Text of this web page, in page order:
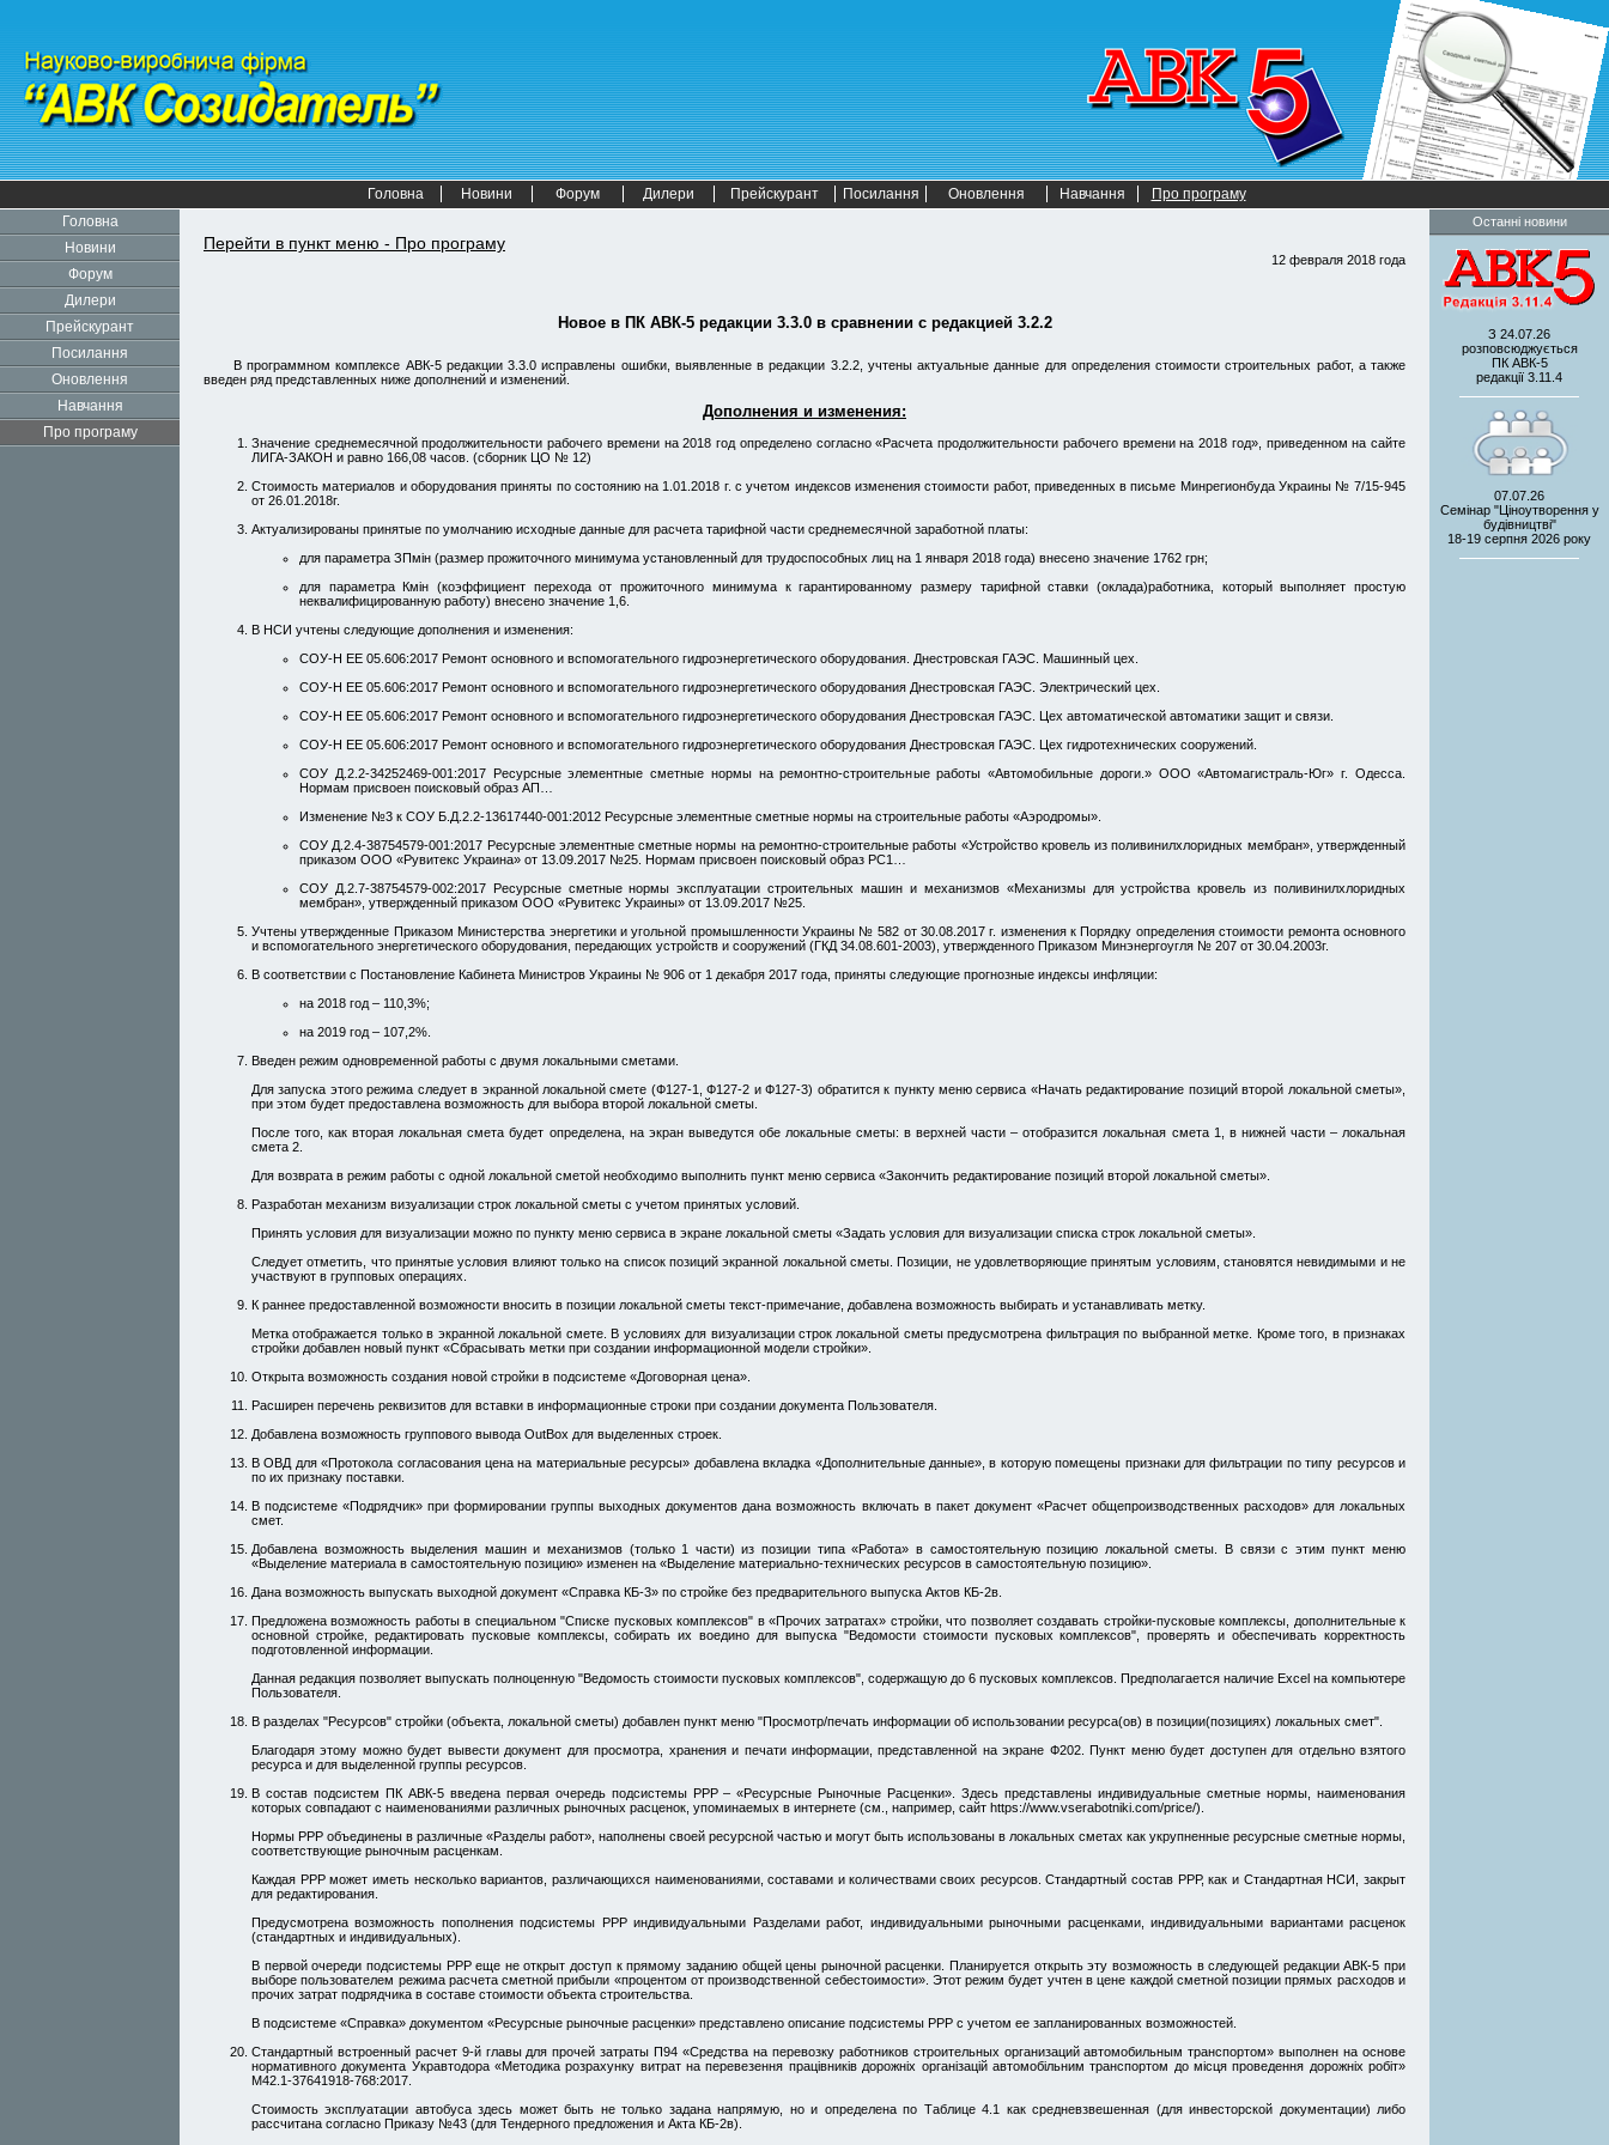
Головна Новини Форум Дилери Прейскурант Посилання Оновлення Навчання
Про програму
Головна
Новини
Форум
Дилери
Прейскурант
Посилання
Оновлення
Навчання
Про програму
Перейти в пункт меню - Про програму
12 февраля 2018 года
Новое в ПК АВК-5 редакции 3.3.0в сравнении с редакцией 3.2.2
В программном комплексе АВК-5 редакции 3.3.0 исправлены ошибки, выявленные в редакции 3.2.2, учтены актуальные данные для определения стоимости строительных работ, а также
введен ряд представленных ниже дополнений и изменений.
Дополнения и изменения:
Значение среднемесячной продолжительности рабочего времени на 2018 год определено согласно «Расчета продолжительности рабочего времени на 2018 год», приведенном на сайте
ЛИГА-ЗАКОН и равно 166,08 часов. (сборник ЦО № 12)
Стоимость материалов и оборудования приняты по состоянию на 1.01.2018 г. с учетом индексов изменения стоимости работ, приведенных в письме Минрегионбуда Украины № 7/15-945
от 26.01.2018г.
Актуализированы принятые по умолчанию исходные данные для расчета тарифной части среднемесячной заработной платы:
для параметра ЗПмін (размер прожиточного минимума установленный для трудоспособных лиц на 1 января 2018 года) внесено значение 1762 грн;
для параметра Кмін (коэффициент перехода от прожиточного минимума к гарантированному размеру тарифной ставки (оклада)работника, который выполняет простую
неквалифицированную работу) внесено значение 1,6.
В НСИ учтены следующие дополнения и изменения:
СОУ-Н ЕЕ 05.606:2017 Ремонт основного и вспомогательного гидроэнергетического оборудования. Днестровская ГАЭС. Машинный цех.
СОУ-Н ЕЕ 05.606:2017 Ремонт основного и вспомогательного гидроэнергетического оборудования Днестровская ГАЭС. Электрический цех.
СОУ-Н ЕЕ 05.606:2017 Ремонт основного и вспомогательного гидроэнергетического оборудования Днестровская ГАЭС. Цех автоматической автоматики защит и связи.
СОУ-Н ЕЕ 05.606:2017 Ремонт основного и вспомогательного гидроэнергетического оборудования Днестровская ГАЭС. Цех гидротехнических сооружений.
СОУ Д.2.2-34252469-001:2017 Ресурсные элементные сметные нормы на ремонтно-строительные работы «Автомобильные дороги.» ООО «Автомагистраль-Юг» г. Одесса.
Нормам присвоен поисковый образ АП…
Изменение №3 к СОУ Б.Д.2.2-13617440-001:2012 Ресурсные элементные сметные нормы на строительные работы «Аэродромы».
СОУ Д.2.4-38754579-001:2017 Ресурсные элементные сметные нормы на ремонтно-строительные работы «Устройство кровель из поливинилхлоридных мембран», утвержденный
приказом ООО «Рувитекс Украина» от 13.09.2017 №25. Нормам присвоен поисковый образ РС1…
СОУ Д.2.7-38754579-002:2017 Ресурсные сметные нормы эксплуатации строительных машин и механизмов «Механизмы для устройства кровель из поливинилхлоридных
мембран», утвержденный приказом ООО «Рувитекс Украины» от 13.09.2017 №25.
Учтены утвержденные Приказом Министерства энергетики и угольной промышленности Украины № 582 от 30.08.2017 г. изменения к Порядку определения стоимости ремонта основного
и вспомогательного энергетического оборудования, передающих устройств и сооружений (ГКД 34.08.601-2003), утвержденного Приказом Минэнергоугля № 207 от 30.04.2003г.
В соответствии с Постановление Кабинета Министров Украины № 906 от 1 декабря 2017 года, приняты следующие прогнозные индексы инфляции:
на 2018 год – 110,3%;
на 2019 год – 107,2%.
Введен режим одновременной работы с двумя локальными сметами.
Для запуска этого режима следует в экранной локальной смете (Ф127-1, Ф127-2 и Ф127-3) обратится к пункту меню сервиса «Начать редактирование позиций второй локальной сметы»,
при этом будет предоставлена возможность для выбора второй локальной сметы.
После того, как вторая локальная смета будет определена, на экран выведутся обе локальные сметы: в верхней части – отобразится локальная смета 1, в нижней части – локальная
смета 2.
Для возврата в режим работы с одной локальной сметой необходимо выполнить пункт меню сервиса «Закончить редактирование позиций второй локальной сметы».
Разработан механизм визуализации строк локальной сметы с учетом принятых условий.
Принять условия для визуализации можно по пункту меню сервиса в экране локальной сметы «Задать условия для визуализации списка строк локальной сметы».
Следует отметить, что принятые условия влияют только на список позиций экранной локальной сметы. Позиции, не удовлетворяющие принятым условиям, становятся невидимыми и не
участвуют в групповых операциях.
К раннее предоставленной возможности вносить в позиции локальной сметы текст-примечание, добавлена возможность выбирать и устанавливать метку.
Метка отображается только в экранной локальной смете. В условиях для визуализации строк локальной сметы предусмотрена фильтрация по выбранной метке. Кроме того, в признаках
стройки добавлен новый пункт «Сбрасывать метки при создании информационной модели стройки».
Открыта возможность создания новой стройки в подсистеме «Договорная цена».
Расширен перечень реквизитов для вставки в информационные строки при создании документа Пользователя.
Добавлена возможность группового вывода OutBox для выделенных строек.
В ОВД для «Протокола согласования цена на материальные ресурсы» добавлена вкладка «Дополнительные данные», в которую помещены признаки для фильтрации по типу ресурсов и
по их признаку поставки.
В подсистеме «Подрядчик» при формировании группы выходных документов дана возможность включать в пакет документ «Расчет общепроизводственных расходов» для локальных
смет.
Добавлена возможность выделения машин и механизмов (только 1 части) из позиции типа «Работа» в самостоятельную позицию локальной сметы. В связи с этим пункт меню
«Выделение материала в самостоятельную позицию» изменен на «Выделение материально-технических ресурсов в самостоятельную позицию».
Дана возможность выпускать выходной документ «Справка КБ-3» по стройке без предварительного выпуска Актов КБ-2в.
Предложена возможность работы в специальном "Списке пусковых комплексов" в «Прочих затратах» стройки, что позволяет создавать стройки-пусковые комплексы, дополнительные к
основной стройке, редактировать пусковые комплексы, собирать их воедино для выпуска "Ведомости стоимости пусковых комплексов", проверять и обеспечивать корректность
подготовленной информации.
Данная редакция позволяет выпускать полноценную "Ведомость стоимости пусковых комплексов", содержащую до 6 пусковых комплексов. Предполагается наличие Excel на компьютере
Пользователя.
В разделах "Ресурсов" стройки (объекта, локальной сметы) добавлен пункт меню "Просмотр/печать информации об использовании ресурса(ов) в позиции(позициях) локальных смет".
Благодаря этому можно будет вывести документ для просмотра, хранения и печати информации, представленной на экране Ф202. Пункт меню будет доступен для отдельно взятого
ресурса и для выделенной группы ресурсов.
В состав подсистем ПК АВК-5 введена первая очередь подсистемы РРР – «Ресурсные Рыночные Расценки». Здесь представлены индивидуальные сметные нормы, наименования
которых совпадают с наименованиями различных рыночных расценок, упоминаемых в интернете (см., например, сайт https://www.vserabotniki.com/price/).
Нормы РРР объединены в различные «Разделы работ», наполнены своей ресурсной частью и могут быть использованы в локальных сметах как укрупненные ресурсные сметные нормы,
соответствующие рыночным расценкам.
Каждая РРР может иметь несколько вариантов, различающихся наименованиями, составами и количествами своих ресурсов. Стандартный состав РРР, как и Стандартная НСИ, закрыт
для редактирования.
Предусмотрена возможность пополнения подсистемы РРР индивидуальными Разделами работ, индивидуальными рыночными расценками, индивидуальными вариантами расценок
(стандартных и индивидуальных).
В первой очереди подсистемы РРР еще не открыт доступ к прямому заданию общей цены рыночной расценки. Планируется открыть эту возможность в следующей редакции АВК-5 при
выборе пользователем режима расчета сметной прибыли «процентом от производственной себестоимости». Этот режим будет учтен в цене каждой сметной позиции прямых расходов и
прочих затрат подрядчика в составе стоимости объекта строительства.
В подсистеме «Справка» документом «Ресурсные рыночные расценки» представлено описание подсистемы РРР с учетом ее запланированных возможностей.
Стандартный встроенный расчет 9-й главы для прочей затраты П94 «Средства на перевозку работников строительных организаций автомобильным транспортом» выполнен на основе
нормативного документа Укравтодора «Методика розрахунку витрат на перевезення працівників дорожніх організацій автомобільним транспортом до місця проведення дорожніх робіт»
М42.1-37641918-768:2017.
Стоимость эксплуатации автобуса здесь может быть не только задана напрямую, но и определена по Таблице 4.1 как средневзвешенная (для инвесторской документации) либо
рассчитана согласно Приказу №43 (для Тендерного предложения и Акта КБ-2в).
Останні новини
З 24.07.26
розповсюджується
ПК АВК-5
редакції 3.11.4
07.07.26
Семінар "Ціноутворення у
будівництві"
18-19 серпня 2026 року